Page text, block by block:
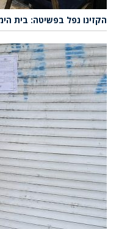
הקזינו נפל בפשיטה: בית